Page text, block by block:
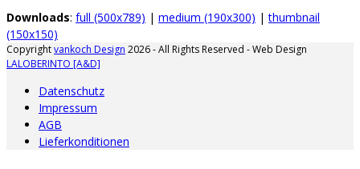
Downloads: full (500x789) | medium (190x300) |thumbnail
(150x150)
Copyrightvankoch Design 2026 - All Rights Reserved - Web Design
LALOBERINTO [A&D]
Datenschutz
Impressum
AGB
Lieferkonditionen